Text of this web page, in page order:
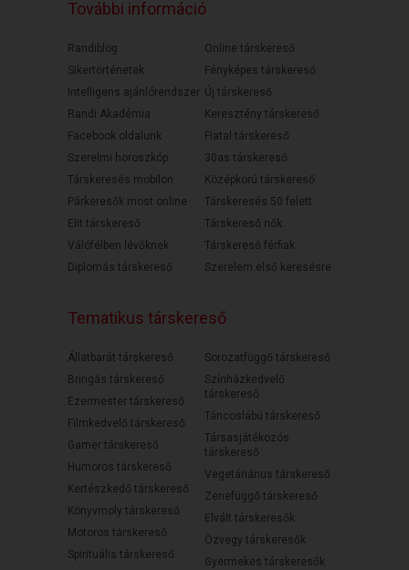
További információ
Randiblog
Sikertörténetek
Intelligens ajánlórendszer
Randi Akadémia
Facebook oldalunk
Szerelmi horoszkóp
Társkeresés mobilon
Párkeresők most online
Elit társkereső
Válófélben lévőknek
Diplomás társkereső
Online társkereső
Fényképes társkereső
Új társkereső
Keresztény társkereső
Fiatal társkereső
30as társkereső
Középkorú társkereső
Társkeresés 50 felett
Társkereső nők
Társkereső férfiak
Szerelem első keresésre
Tematikus társkereső
Állatbarát társkereső
Bringás társkereső
Ezermester társkereső
Filmkedvelő társkereső
Gamer társkereső
Humoros társkereső
Kertészkedő társkereső
Könyvmoly társkereső
Motoros társkereső
Spirituális társkereső
Sorozatfüggő társkereső
Színházkedvelő
társkereső
Táncoslábú társkereső
Társasjátékozós
társkereső
Vegetáriánus társkereső
Zenefüggő társkereső
Elvált társkeresők
Özvegy társkeresők
Gyermekes társkeresők